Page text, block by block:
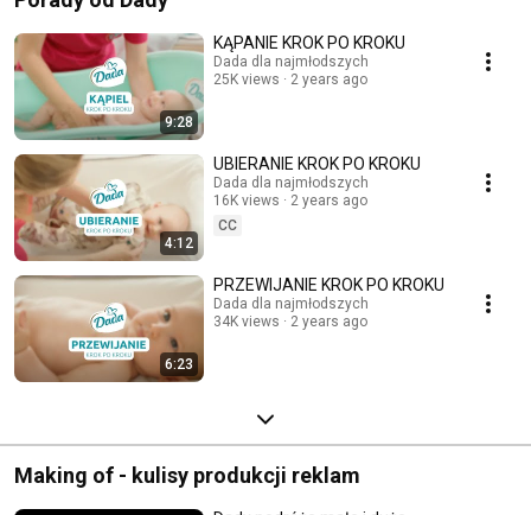
9:28
KĄPANIE KROK PO KROKU
Dada dla najmłodszych
25K views
2 years ago
4:12
UBIERANIE KROK PO KROKU
Dada dla najmłodszych
16K views
2 years ago
CC
6:23
PRZEWIJANIE KROK PO KROKU
Dada dla najmłodszych
34K views
2 years ago
Making of - kulisy produkcji reklam